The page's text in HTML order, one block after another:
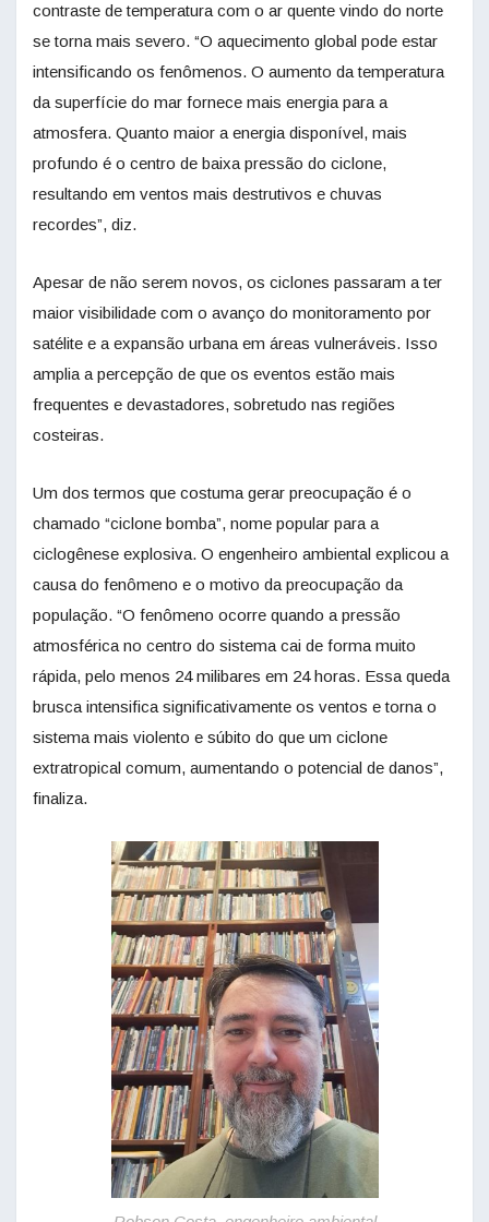
contraste de temperatura com o ar quente vindo do norte
se torna mais severo. “O aquecimento global pode estar
intensificando os fenômenos. O aumento da temperatura
da superfície do mar fornece mais energia para a
atmosfera. Quanto maior a energia disponível, mais
profundo é o centro de baixa pressão do ciclone,
resultando em ventos mais destrutivos e chuvas
recordes”, diz.
Apesar de não serem novos, os ciclones passaram a ter
maior visibilidade com o avanço do monitoramento por
satélite e a expansão urbana em áreas vulneráveis. Isso
amplia a percepção de que os eventos estão mais
frequentes e devastadores, sobretudo nas regiões
costeiras.
Um dos termos que costuma gerar preocupação é o
chamado “ciclone bomba”, nome popular para a
ciclogênese explosiva. O engenheiro ambiental explicou a
causa do fenômeno e o motivo da preocupação da
população. “O fenômeno ocorre quando a pressão
atmosférica no centro do sistema cai de forma muito
rápida, pelo menos 24 milibares em 24 horas. Essa queda
brusca intensifica significativamente os ventos e torna o
sistema mais violento e súbito do que um ciclone
extratropical comum, aumentando o potencial de danos”,
finaliza.